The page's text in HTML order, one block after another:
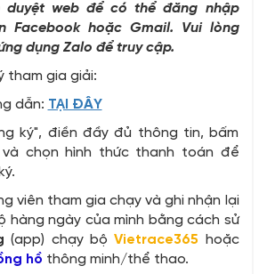
duyệt web để có thể đăng nhập
Facebook hoặc Gmail. Vui lòng
dụng Zalo để truy cập.
tham gia giải:
dẫn: TẠI ĐÂY
ký", điền đầy đủ thông tin, bấm
chọn hình thức thanh toán để
viên tham gia chạy và ghi nhận lại
hàng ngày của mình bằng cách sử
(app) chạy bộVietrace365 hoặc
hồ thông minh/thể thao.